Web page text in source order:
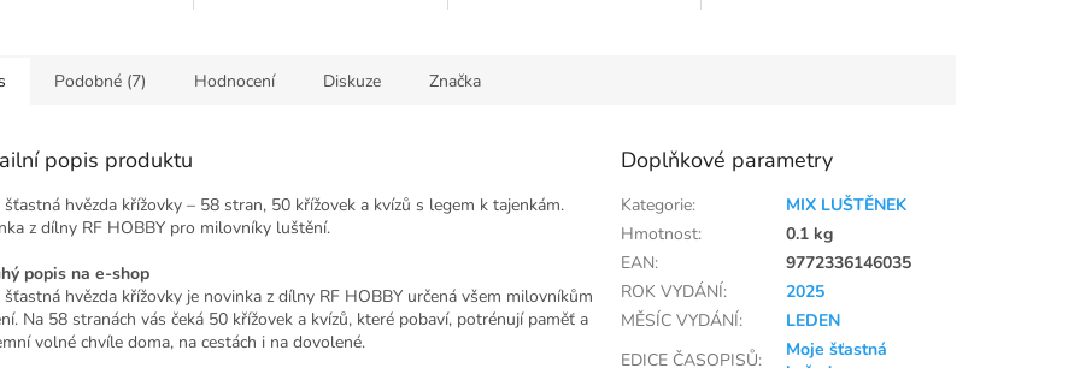
Podobné (7) Hodnocení Diskuze Značka
popis produktu
šťastná hvězda křížovky – 58 stran, 50 křížovek a kvízů s legem k tajenkám.
z dílny RF HOBBY pro milovníky luštění.
popis na e‑shop
šťastná hvězda křížovky je novinka z dílny RF HOBBY určená všem milovníkům
Na 58 stranách vás čeká 50 křížovek a kvízů, které pobaví, potrénují paměť a
volné chvíle doma, na cestách i na dovolené.
Doplňkové parametry
Kategorie:
MIX LUŠTĚNEK
Hmotnost:
0.1 kg
EAN:
9772336146035
ROK VYDÁNÍ:
2025
MĚSÍC VYDÁNÍ:
LEDEN
EDICE ČASOPISŮ:
Moje šťastná